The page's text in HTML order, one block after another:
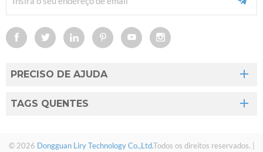
PRECISO DE AJUDA
TAGS QUENTES
© 2026 Dongguan Liry Technology Co.,Ltd.Todos os direitos reservados. |